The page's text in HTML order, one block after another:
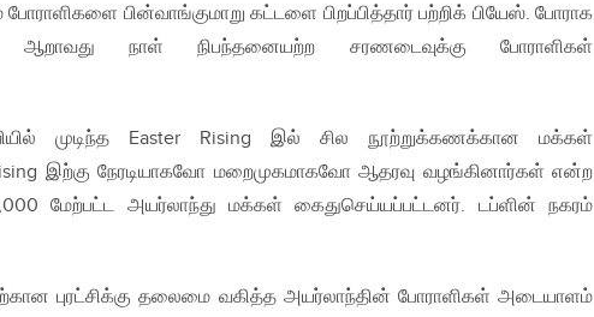
போராளிகளை பின்வாங்குமாறு கட்டளை பிறப்பித்தார் பற்றிக் பியேஸ். போராக
ஆறாவது நாள் நிபந்தனையற்ற சரணடைவுக்கு போராளிகள்
முடிந்த Easter Rising இல் சில நூற்றுக்கணக்கான மக்கள்
இற்கு நேரடியாகவோ மறைமுகமாகவோ ஆதரவு வழங்கினார்கள் என்ற
மேற்பட்ட அயர்லாந்து மக்கள் கைதுசெய்யப்பட்டனர். டப்ளின் நகரம்
புரட்சிக்கு தலைமை வகித்த அயர்லாந்தின் போராளிகள் அடையாளம்